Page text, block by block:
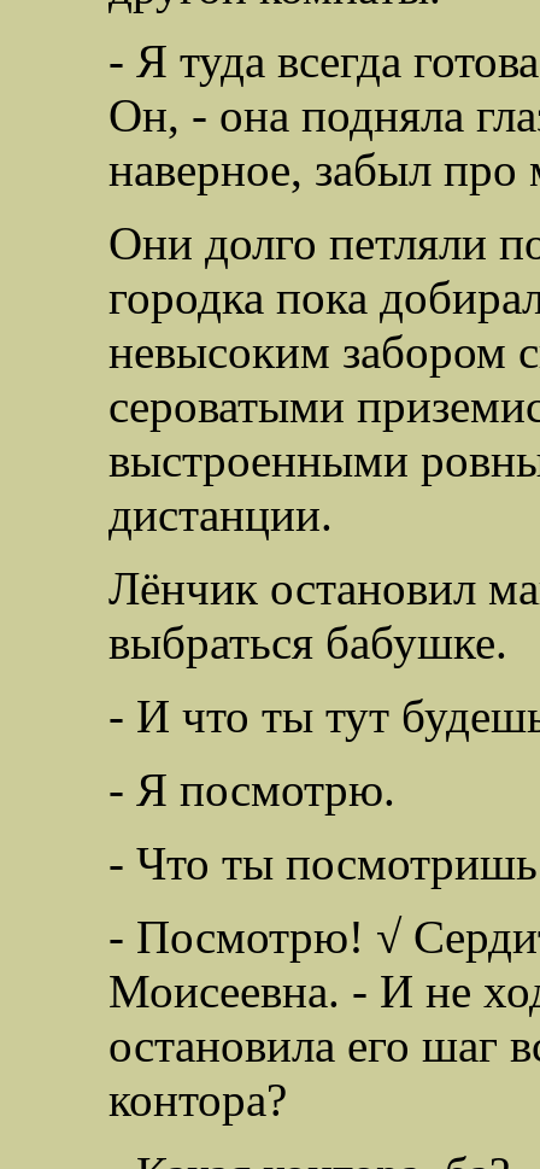
- Я туда всегда
Он, - она подняла
наверное, забыл про
Они долго петляли
городка пока
невысоким забором
сероватыми
выстроенными
дистанции.
Лёнчик остановил
выбраться бабушке.
- И что ты тут
- Я посмотрю.
- Что ты
- Посмотрю! √
Моисеевна. - И не
остановила его шаг
контора?